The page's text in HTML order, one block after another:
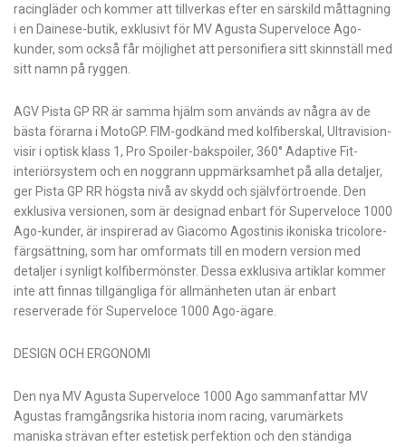
racingläder och kommer att tillverkas efter en särskild måttagning
i en Dainese-butik, exklusivt för MV Agusta Superveloce Ago-
kunder, som också får möjlighet att personifiera sitt skinnställ med
sitt namn på ryggen.
AGV Pista GP RR är samma hjälm som används av några av de
bästa förarna i MotoGP. FIM-godkänd med kolfiberskal, Ultravision-
visir i optisk klass 1, Pro Spoiler-bakspoiler, 360° Adaptive Fit-
interiörsystem och en noggrann uppmärksamhet på alla detaljer,
ger Pista GP RR högsta nivå av skydd och självförtroende. Den
exklusiva versionen, som är designad enbart för Superveloce 1000
Ago-kunder, är inspirerad av Giacomo Agostinis ikoniska tricolore-
färgsättning, som har omformats till en modern version med
detaljer i synligt kolfibermönster. Dessa exklusiva artiklar kommer
inte att finnas tillgängliga för allmänheten utan är enbart
reserverade för Superveloce 1000 Ago-ägare.
DESIGN OCH ERGONOMI
Den nya MV Agusta Superveloce 1000 Ago sammanfattar MV
Agustas framgångsrika historia inom racing, varumärkets
maniska strävan efter estetisk perfektion och den ständiga